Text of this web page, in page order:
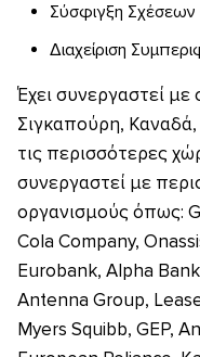
Σύσφιγξη
Διαχείριση
Έχει συνεργαστεί
Σιγκαπούρη,
τις περισσότερες
συνεργαστεί με
οργανισμούς όπως:
Cola Company,
Eurobank, Alpha
Antenna Group,
Myers Squibb, GEP,